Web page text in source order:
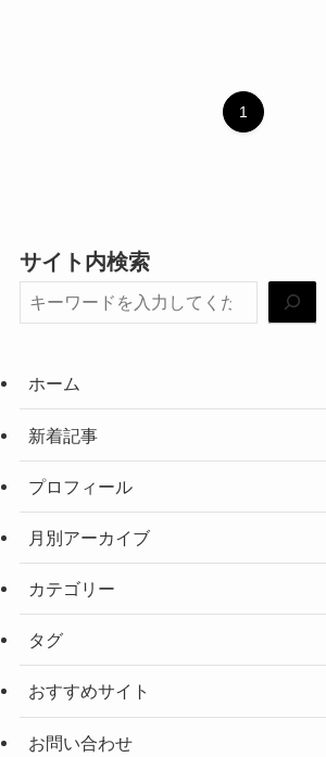
1
サイト内検索
ホーム
新着記事
プロフィール
月別アーカイブ
カテゴリー
タグ
おすすめサイト
お問い合わせ